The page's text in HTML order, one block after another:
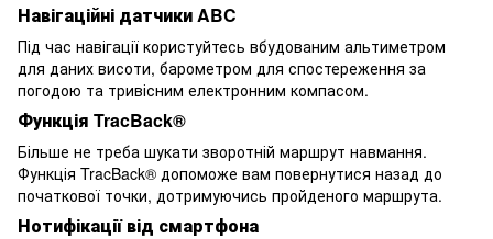
Навігаційні датчики ABC
Під час навігації користуйтесь вбудованим альтиметром
для даних висоти, барометром для спостереження за
погодою та тривісним електронним компасом.
Функція TracBack®
Більше не треба шукати зворотній маршрут навмання.
Функція TracBack® допоможе вам повернутися назад до
початкової точки, дотримуючись пройденого маршрута.
Нотифікації від смартфона